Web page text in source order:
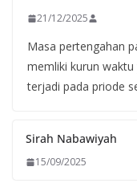
21/12/2025
Masa pertengahan
memliki kurun
terjadi pada priode
Sirah Nabawiyah
15/09/2025